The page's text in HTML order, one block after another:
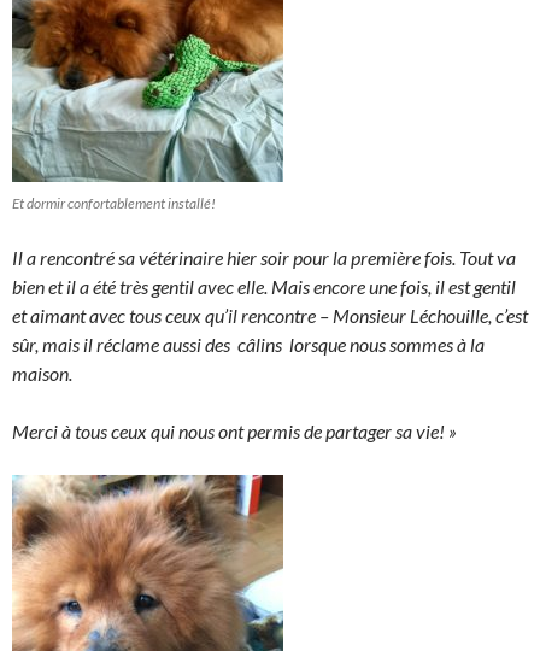
Et dormir confortablement installé!
Il a rencontré sa vétérinaire hier soir pour la première fois. Tout va
bien et il a été très gentil avec elle. Mais encore une fois, il est gentil
et aimant avec tous ceux qu’il rencontre – Monsieur Léchouille, c’est
sûr, mais il réclame aussi des câlins lorsque nous sommes à la
maison.
Merci à tous ceux qui nous ont permis de partager sa vie! »